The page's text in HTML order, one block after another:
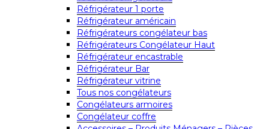
Réfrigérateur 1 porte
Réfrigérateur américain
Réfrigérateurs congélateur bas
Réfrigérateurs Congélateur Haut
Réfrigérateur encastrable
Réfrigérateur Bar
Réfrigérateur vitrine
Tous nos congélateurs
Congélateurs armoires
Congélateur coffre